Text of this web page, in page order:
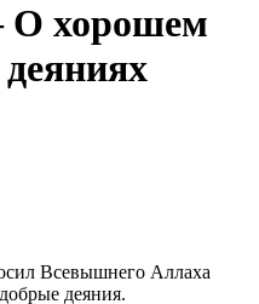
хорошем
могло бы послужить причиной моего прощения. Я не совершил дела, наградой за которое было бы Твоё милосердие. Я осудил себя подобным образом и не имею другого убежища, помимо Твоей милости и великодушия. Благослови Мухаммада и его семейство и ниспошли мне Своё великодушие!
О, Господи! Вложи в мои уста слова наставления на путь истины и вдохнови меня благочестием! Помоги мне в деле, которое непорочно и в котором состоит Твоё благословение!
О, Господи! Направь меня на высший путь и сделай так, чтобы я умер и возродился в Твоей религии!
Господи! Благослови Мухаммада и его семейство и дай мне умеренность в делах, введи в число праведников! Сделай меня наставителем на стезю истины и одним из рабов добродетельных! В Судный День дай мне счастье и спаси от адского огня!
О, Господи! Лиши меня любого качества, в котором нет блага для меня, и оставь мне качества, способные исправить душу мою, ибо без Твоей поддержки душа обречена на погибель.
О, Господи! У Тебя ищу вдохновения и поддержки в минуты печали и к Тебе обращаюсь в беде и лишениях! Когда случается несчастье, я молю Тебя о помощи. Ты возмещаешь утраченное и исправляешь поврежденное. Ты можешь изменить всё неугодное Тебе. О, Господи! Дай мне здоровье прежде, чем наступит беда, дай мне силы прежде, чем я обращусь к Тебе за помощью, направь меня на путь истины прежде, чем я впаду в заблуждение! Отдали от меня муки за придирчивость к людям, подари мне покой в День Возрождения и одари меня добрым наставлением!
Господи! Благослови Мухаммада и его семейство и Своей милостью отдали от меня беду, Своими благами воспитай меня и великодушно исправь мои недостатки! Упаси меня от боли и дай мне надёжное убежище у Себя, укрась мою плоть одеянием Своей удовлетворённости! Если нахлынут на меня дела, помоги мне совершать наилучшее из них, а если мне придётся выбирать из схожих дел, укажи мне путь к самому безукоризненному из них! Если возникнут разногласия, направь меня к тому суждению, которое в наибольшей степени удовлетворяет Тебя!
Господи! Благослови Мухаммада и его семейство и вознагради меня короной независимости, помоги мне обрести доброе покровительство, даруй мне праведный путь, не искушай меня изобилием, дай мне покой, не переплетай мою жизнь со страданьем, не возвращай мои молитвы неисполненными, ибо я не ведаю равного Тебе сотоварища и не призываю вместе с Тобой никого иного!
Господи! Благослови Мухаммада и его семейство и упаси меня от расточительства! Храни мой заработок от уничтожения, осени его Своим благословением и покажи мне верный способ, когда буду тратить его на Твоём пути!
Господи! Благослови Мухаммада и его семейство и избавь меня от мук добычи пропитания! Дай мне достаток, чтобы я не отвлекался от поклонения Тебе в поиске средств к существованию и не взвалил на свои плечи тяжкую ношу последствий добычи пропитания!
О, Господи! Своим могуществом исполни то, о чём я прошу Тебя и Своим величием храни меня от того, чего я страшусь!
Господи! Благослови Мухаммада и его семейство и сохрани мою честь! Не умаляй моего достоинства нищетой, не заставляй меня просить помощи у других Твоих рабов, которым Ты даёшь пропитание, и протягивать руку к Твоим зловредным созданиям, чтобы затем впасть в искушение восхищением тем, кто помог мне, и осуждением того, кто отказал мне в помощи! Ведь Ты - единственный, Кто может дарить и отказывать!
Господи! Благослови Мухаммада и его семейство и дай мне возможность совершать пред Тобою здравое поклонение! Дай в мироотречении отдохновение! Сопряги мои знания с действиями и переплети моё благочестие с умеренностью!
О, Господи! Пусть конец моей жизни ознаменуется Твоим прощением грехов! И воплоти мои надежды на Твою милость! Облегчи мне путь достижения Твоего довольства и делай мои деяния благими в любых обстоятельствах!
Господи! Благослови Мухаммада и его семейство и в минуты небрежения побуди меня к воспоминанию о Тебе! В свободные дни займи меня поклонением Тебе! Открой предо мной легкий путь достижения Твоей любви и на этом пути сполна одари меня благами этого мира и грядущего!
Господи! Благослови Мухаммада и его семейство наилучшим благословением, которым Ты одаривал до сих пор кого-либо из Своих рабов или